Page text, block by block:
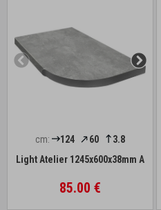
cm: 124 60
3.8
Light Atelier 1245x600x38mm A
85.00 €